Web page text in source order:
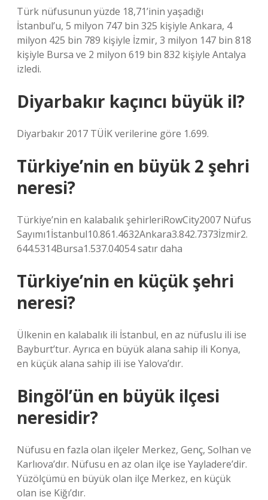
Türk nüfusunun yüzde 18,71’inin yaşadığı
İstanbul’u, 5 milyon 747 bin 325 kişiyle Ankara, 4
milyon 425 bin 789 kişiyle İzmir, 3 milyon 147 bin 818
kişiyle Bursa ve 2 milyon 619 bin 832 kişiyle Antalya
izledi.
Diyarbakır kaçıncı büyük il?
Diyarbakır 2017 TÜİK verilerine göre 1.699.
Türkiye’nin en büyük 2 şehri
neresi?
Türkiye’nin en kalabalık şehirleriRowCity2007 Nüfus
Sayımı1İstanbul10.861.4632Ankara3.842.7373İzmir2.
644.5314Bursa1.537.04054 satır daha
Türkiye’nin en küçük şehri
neresi?
Ülkenin en kalabalık ili İstanbul, en az nüfuslu ili ise
Bayburt’tur. Ayrıca en büyük alana sahip ili Konya,
en küçük alana sahip ili ise Yalova’dır.
Bingöl’ün en büyük ilçesi
neresidir?
Nüfusu en fazla olan ilçeler Merkez, Genç, Solhan ve
Karlıova’dır. Nüfusu en az olan ilçe ise Yayladere’dir.
Yüzölçümü en büyük olan ilçe Merkez, en küçük
olan ise Kiğı’dır.